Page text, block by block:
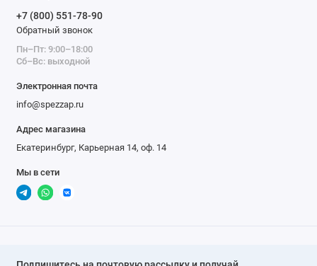
+7 (800) 551-78-90
Обратный звонок
Пн–Пт: 9:00–18:00
Сб–Вс: выходной
Электронная почта
info@spezzap.ru
Адрес магазина
Екатеринбург, Карьерная 14, оф. 14
Мы в сети